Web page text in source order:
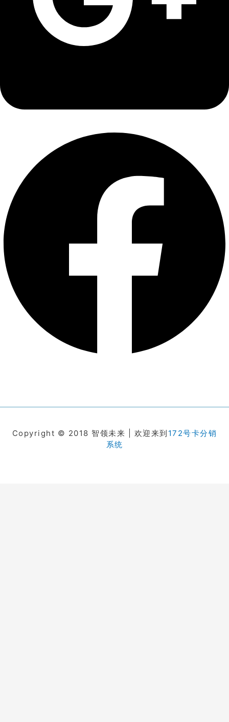
Copyright © 2018 智领未来 | 欢迎来到 172号卡分销
系统